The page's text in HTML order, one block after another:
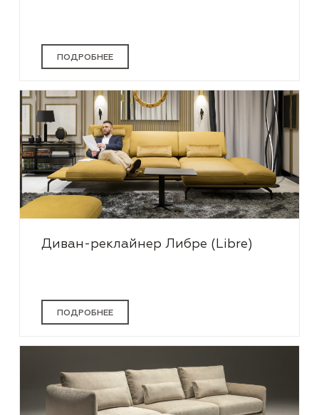
ПОДРОБНЕЕ
Диван-реклайнер Либре (Libre)
ПОДРОБНЕЕ